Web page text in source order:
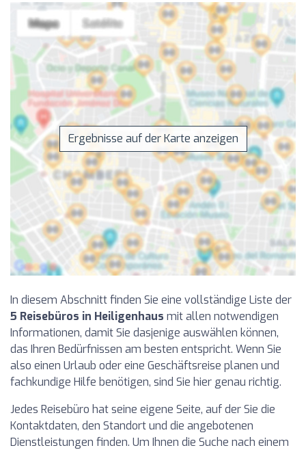
Ergebnisse auf der Karte anzeigen
In diesem Abschnitt finden Sie eine vollständige Liste der
5 Reisebüros in Heiligenhaus mit allen notwendigen
Informationen, damit Sie dasjenige auswählen können,
das Ihren Bedürfnissen am besten entspricht. Wenn Sie
also einen Urlaub oder eine Geschäftsreise planen und
fachkundige Hilfe benötigen, sind Sie hier genau richtig.
Jedes Reisebüro hat seine eigene Seite, auf der Sie die
Kontaktdaten, den Standort und die angebotenen
Dienstleistungen finden. Um Ihnen die Suche nach einem